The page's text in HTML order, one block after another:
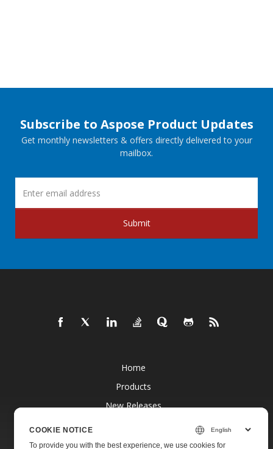
Subscribe to Aspose Product Updates
Get monthly newsletters & offers directly delivered to your
mailbox.
Submit
Home
Products
New Releases
Docs
COOKIE NOTICE
To provide you with the best experience, we use cookies for